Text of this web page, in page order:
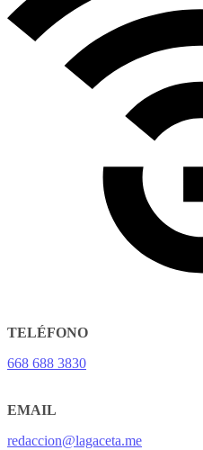
TELÉFONO
668 688 3830
EMAIL
redaccion@lagaceta.me